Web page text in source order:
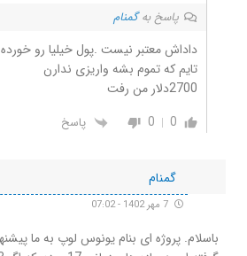
پاسخ بهگمنام
داداش معتبر نیست .پول خیلیا رو خورده
تایم که تموم بشه واریزی ندارن
2700دلار من رفت
0
0 پاسخ
گمنام
باسلام. پروژه ای بنام یونوس لوپ به ما